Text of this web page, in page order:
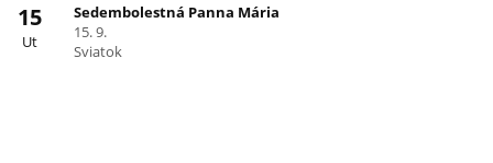
15
Ut
Sedembolestná Panna Mária
15. 9.
Sviatok